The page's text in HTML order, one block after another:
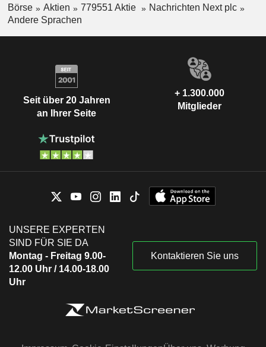
Börse Aktien 779551 Aktie
Nachrichten Next plc
Andere Sprachen
Seit über 20 Jahren
an Ihrer Seite
+ 1.300.000
Mitglieder
UNSERE EXPERTEN
SIND FÜR SIE DA
Montag - Freitag 9.00-
12.00 Uhr / 14.00-18.00
Uhr
Kontaktieren Sie uns